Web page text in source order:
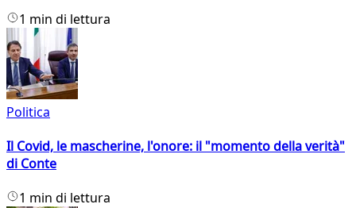
1 min di lettura
Politica
Il Covid, le mascherine, l'onore: il "momento della verità"
di Conte
1 min di lettura